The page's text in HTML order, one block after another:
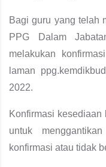
Bagi guru yang telah
PPG Dalam
melakukan
laman
2022.
Konfirmasi
untuk
konfirmasi atau tidak